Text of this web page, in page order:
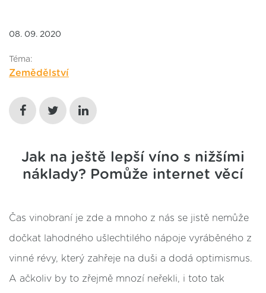
08. 09. 2020
Téma:
Zemědělství
Jak na ještě lepší víno s nižšími
náklady? Pomůže internet věcí
Čas vinobraní je zde a mnoho z nás se jistě nemůže
dočkat lahodného ušlechtilého nápoje vyráběného z
vinné révy, který zahřeje na duši a dodá optimismus.
A ačkoliv by to zřejmě mnozí neřekli, i toto tak